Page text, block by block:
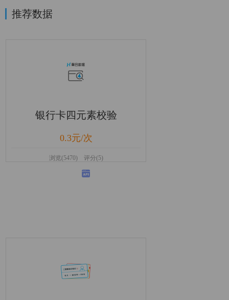
推荐数据
银行卡四元素校验
0.3元/次
浏览(5470) 评分(5)